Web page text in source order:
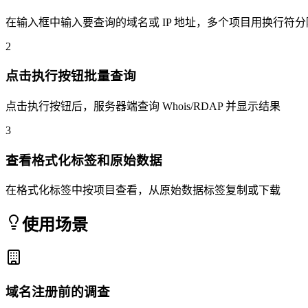
在输入框中输入要查询的域名或 IP 地址，多个项目用换行符分
2
点击执行按钮批量查询
点击执行按钮后，服务器端查询 Whois/RDAP 并显示结果
3
查看格式化标签和原始数据
在格式化标签中按项目查看，从原始数据标签复制或下载
使用场景
域名注册前的调查